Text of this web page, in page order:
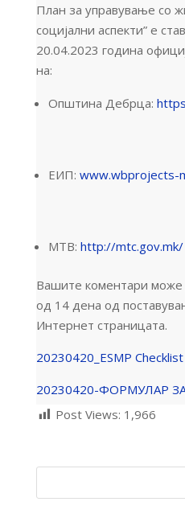
План за управување со
социјални аспекти” е
20.04.2023 година
на:
Општина Дебрца:
ЕИП: www.wbprojects-
МТВ: http://mtc.gov.mk/
Вашите коментари може
од 14 дена од
Интернет страницата.
20230420_ESMP
20230420-ФОРМУЛАР
Post Views: 1,966